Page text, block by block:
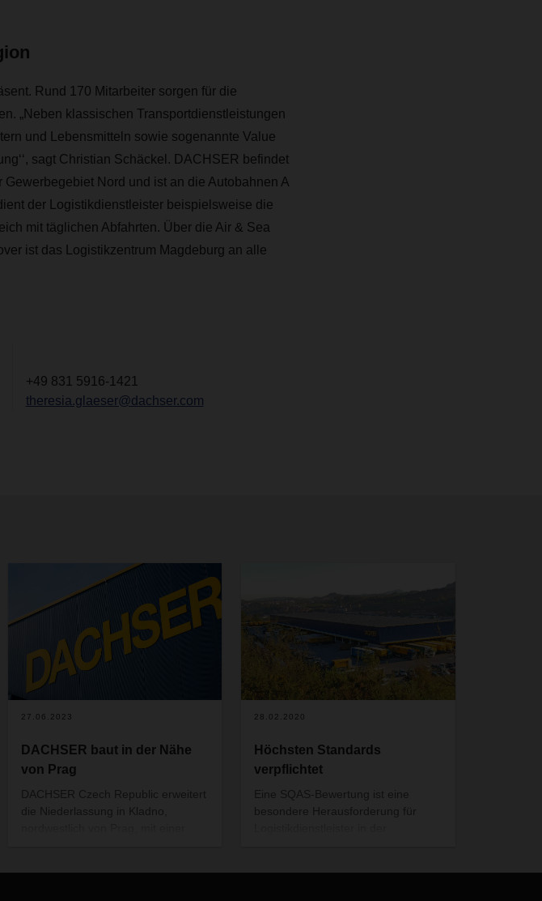
Rund 170 Mitarbeiter sorgen für die
„Neben klassischen Transportdienstleistungen
und Lebensmitteln sowie sogenannte Value
sagt Christian Schäckel. DACHSER befindet
Nord und ist an die Autobahnen A
der Logistikdienstleister beispielsweise die
mit täglichen Abfahrten. Über die Air & Sea
ist das Logistikzentrum Magdeburg an alle
+49 831 5916-1421
theresia.glaeser@dachser.com
27.06.2023
DACHSER baut in der Nähe
von Prag
DACHSER Czech Republic erweitert
die Niederlassung in Kladno,
28.02.2020
Höchsten Standards
verpflichtet
Eine SQAS-Bewertung ist eine
besondere Herausforderung für